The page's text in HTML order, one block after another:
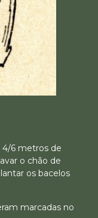
4/6 metros de
o chão de
os bacelos
marcadas no